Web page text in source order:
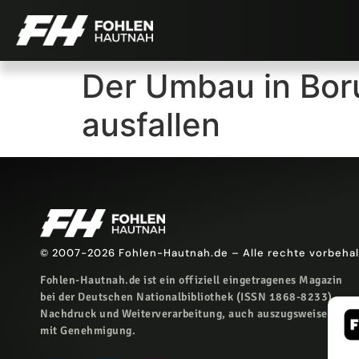
Der Umbau in
ausfallen
© 2007-2026 Fohlen-Hautnah.de – Alle rechte
Fohlen-Hautnah.de ist ein offiziell eingetragenes Magazin
bei der Deutschen Nationalbibliothek (ISSN 1868-8233).
Nachdruck und Weiterverarbeitung, auch auszugsweise, nur
mit Genehmigung.